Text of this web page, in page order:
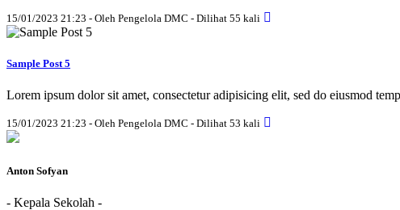
15/01/2023 21:23 - Oleh Pengelola DMC - Dilihat 55 kali
Sample Post 5
Lorem ipsum dolor sit amet, consectetur adipisicing elit, sed do eiusmod
15/01/2023 21:23 - Oleh Pengelola DMC - Dilihat 53 kali
Anton Sofyan
- Kepala Sekolah -